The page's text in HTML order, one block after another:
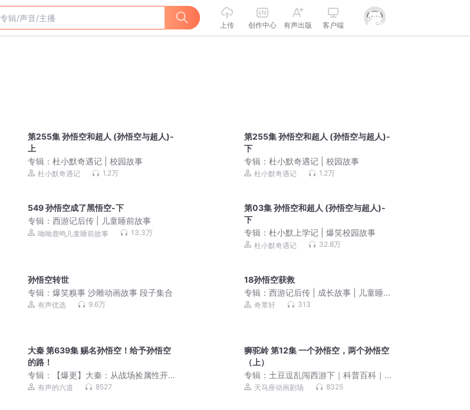
上传 创作中心 有声出版 客户端
第255集 孙悟空和超人 (孙悟空与超人)-
上
专辑：杜小默奇遇记 | 校园故事
杜小默奇遇记 1.2万
第255集 孙悟空和超人 (孙悟空与超人)-
下
专辑：杜小默奇遇记 | 校园故事
杜小默奇遇记 1.2万
549 孙悟空成了黑悟空-下
专辑：西游记后传 | 儿童睡前故事
呦呦鹿鸣儿童睡前故事 13.3万
第03集 孙悟空和超人 (孙悟空与超人)-
下
专辑：杜小默上学记 | 爆笑校园故事
杜小默奇遇记 32.8万
孙悟空转世
专辑：爆笑糗事 沙雕动画故事 段子集合
有声优选 9.6万
18孙悟空获救
专辑：西游记后传 | 成长故事 | 儿童睡前
故事奇覃轩 313
大秦 第639集 赐名孙悟空！给予孙悟空
的路！
专辑：
【爆更】大秦：从战场捡属性开
始无敌丨系统流爽文丨历史穿越丨热血
有声的六道 8527
狮驼岭 第12集 一个孙悟空，两个孙悟空
（上）
专辑： 土豆逗乱闯西游下｜科普百科｜
睡前故事
天马座动画剧场 8325